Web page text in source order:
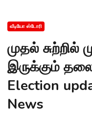
வீடியோ ஸ்டோரி
முதல்
இருக்கும்
Election
News